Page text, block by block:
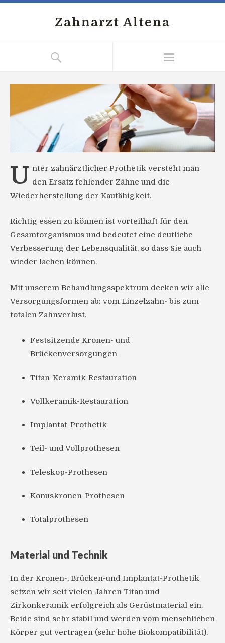
Zahnarzt Altena
U nter zahnärztlicher Prothetik versteht man
den Ersatz fehlender Zähne und die
Wiederherstellung der Kaufähigkeit.
Richtig essen zu können ist vorteilhaft für den
Gesamtorganismus und bedeutet eine deutliche
Verbesserung der Lebensqualität, so dass Sie auch
wieder lachen können.
Mit unserem Behandlungsspektrum decken wir alle
Versorgungsformen ab: vom Einzelzahn- bis zum
totalen Zahnverlust.
Festsitzende Kronen- und
Brückenversorgungen
Titan-Keramik-Restauration
Vollkeramik-Restauration
Implantat-Prothetik
Teil- und Vollprothesen
Teleskop-Prothesen
Konuskronen-Prothesen
Totalprothesen
Material und Technik
In der Kronen-, Brücken-und Implantat-Prothetik
setzen wir seit vielen Jahren Titan und
Zirkonkeramik erfolgreich als Gerüstmaterial ein.
Beide sind sehr stabil und werden vom menschlichen
Körper gut vertragen (sehr hohe Biokompatibilität).